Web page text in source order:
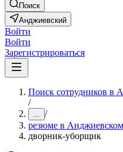
Поиск
Анджиевский
Войти
Войти
Зарегистрироваться
Поиск сотрудников в
/
... /
резюме в Анджиевском
дворник-уборщик